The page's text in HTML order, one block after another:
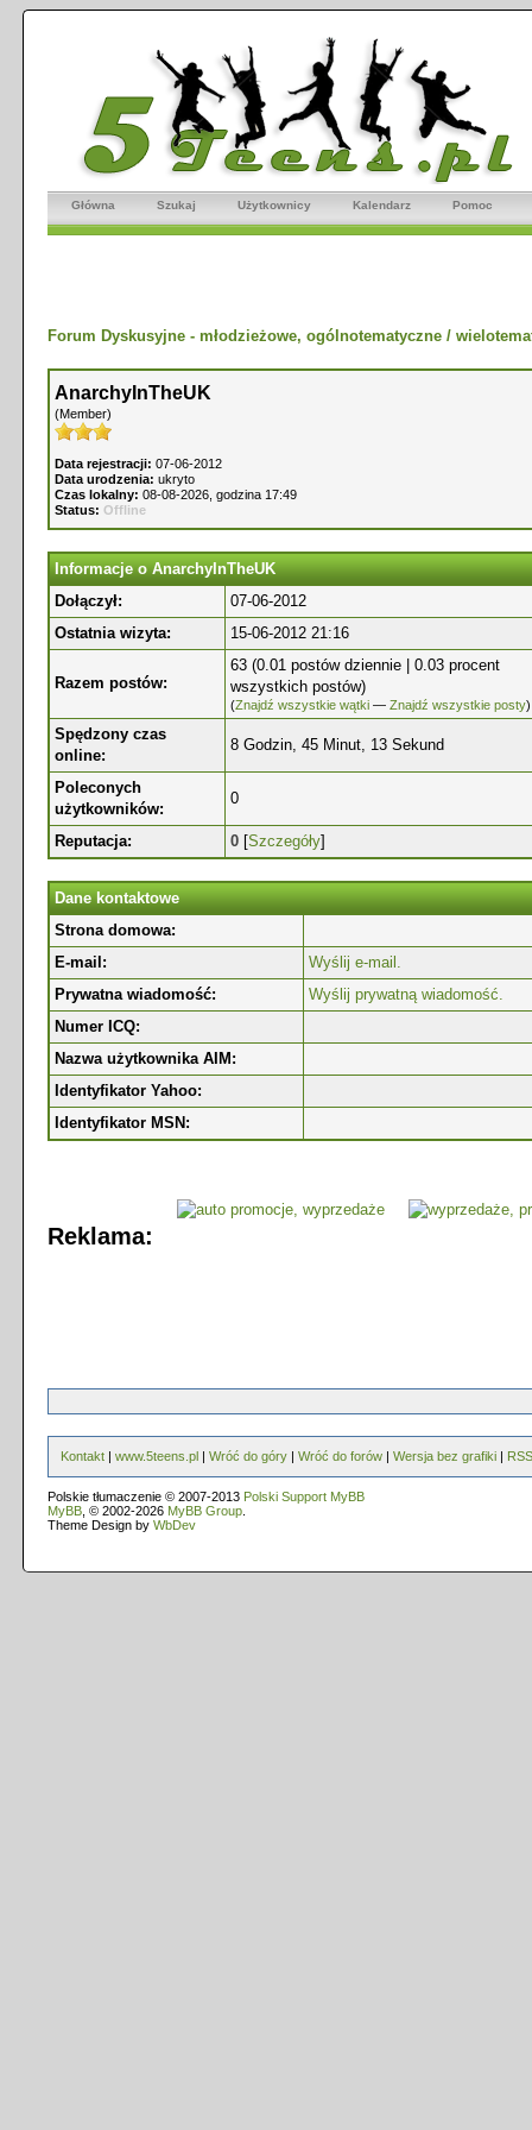
Główna Szukaj Użytkownicy Kalendarz Pomoc
Forum Dyskusyjne - młodzieżowe, ogólnotematyczne /
AnarchyInTheUK
(Member)
Data rejestracji: 07-06-2012
Data urodzenia: ukryto
Czas lokalny: 08-08-2026, godzina 17:49
Status: Offline
Informacje o AnarchyInTheUK
Dołączył:
07-06-2012
Ostatnia wizyta:
15-06-2012 21:16
Razem postów:
63 (0.01 postów dziennie | 0.03 procent
wszystkich postów)
(Znajdź wszystkie wątki — Znajdź wszystkie posty)
Spędzony czas
online:
8 Godzin, 45 Minut, 13 Sekund
Poleconych
użytkowników:
0
Reputacja: 0 [Szczegóły]
Dane kontaktowe
Strona domowa:
E-mail:
Wyślij e-mail.
Prywatna wiadomość:
Wyślij prywatną wiadomość.
Numer ICQ:
Nazwa użytkownika AIM:
Identyfikator Yahoo:
Identyfikator MSN:
Reklama:
Kontakt | www.5teens.pl | Wróć do góry | Wróć do forów | Wersja bez grafiki | RSS
Polskie tłumaczenie © 2007-2013 Polski Support MyBB
MyBB , © 2002-2026 MyBB Group
Theme Design by WbDev